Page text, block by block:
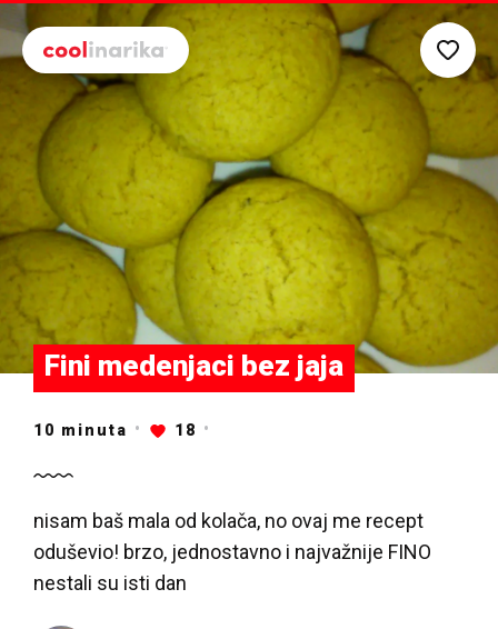
Preskoči na glavni sadržaj
Fini medenjaci bez jaja
10 minuta 18
nisam baš mala od kolača, no ovaj me recept
oduševio! brzo, jednostavno i najvažnije FINO
nestali su isti dan